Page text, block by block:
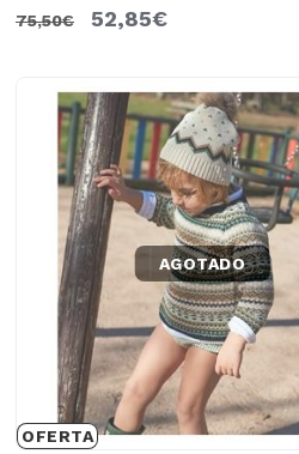
75,50€
52,85€
OFERTA
AGOTADO